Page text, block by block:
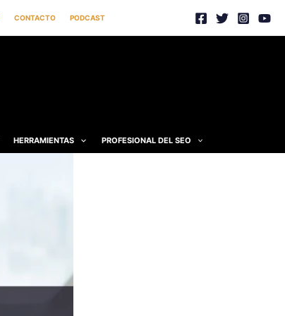
CONTACTO PODCAST
HERRAMIENTAS PROFESIONAL DEL SEO